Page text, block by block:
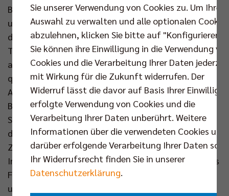
Bereits im März standen in den Altersklassen U14
und U18 die Nordostdeutschen Meisterschaften auf
dem Programm. Dort gehen jeweils insgesamt sechs
Teams aus Berlin, Brandenburg und Sachsen-Anhalt
an den Start. Mit vier Siegen ohne Satzverlust
qualifizierte sich in der U14 das Berliner
Auswahlteam, das für die SG Rotation Prenzlauer
Berg (RPB) an den Start ging, äußerst souverän als
Sieger für die DM. Die SCC JUNIORS verbuchten nur
den 3. Platz, während sich der SC Potsdam als
Zweitplatzierter auch ein DM-Ticket sichern konnte.
In der U18 schafften die SCC JUNIORS den Sprung ins
Finale, wo man zwar 0:2 der TSGL Schöneiche
unterlegen war, aber damit trotzdem zum
Sie unserer Verwendung von Cookies zu. Um Ihre
Auswahl zu verwalten und alle optionalen Cookies
abzulehnen, klicken Sie bitte auf "Konfigurieren".
Sie können ihre Einwilligung in die Verwendung
Cookies und die Verarbeitung Ihrer Daten
mit Wirkung für die Zukunft widerrufen. Der
Widerruf lässt die davor auf Basis Ihrer
erfolgte Verwendung von Cookies und die
Verarbeitung Ihrer Daten unberührt. Weitere
Informationen über die verwendeten Cookies und
darüber erfolgende Verarbeitung Ihrer Daten
Ihr Widerrufsrecht finden Sie in unserer
Datenschutzerklärung.